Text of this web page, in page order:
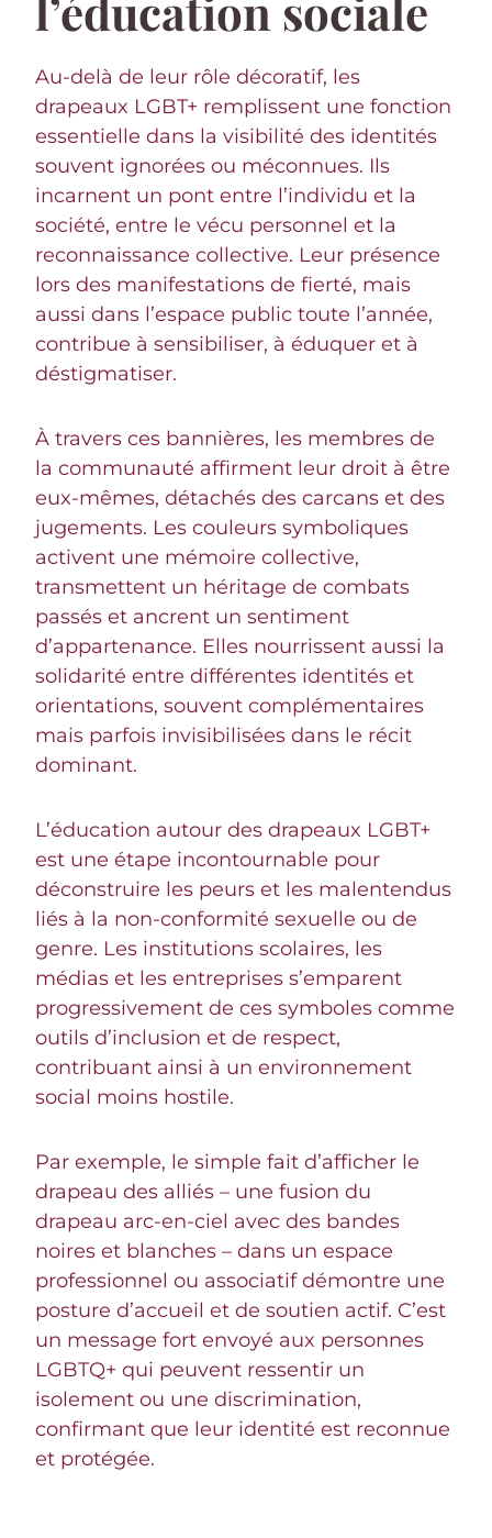
Au-delà de leur rôle décoratif, les
drapeaux LGBT+ remplissent une fonction
essentielle dans la visibilité des identités
souvent ignorées ou méconnues. Ils
incarnent un pont entre l’individu et la
société, entre le vécu personnel et la
reconnaissance collective. Leur présence
lors des manifestations de fierté, mais
aussi dans l’espace public toute l’année,
contribue à sensibiliser, à éduquer et à
déstigmatiser.
À travers ces bannières, les membres de
la communauté affirment leur droit à être
eux-mêmes, détachés des carcans et des
jugements. Les couleurs symboliques
activent une mémoire collective,
transmettent un héritage de combats
passés et ancrent un sentiment
d’appartenance. Elles nourrissent aussi la
solidarité entre différentes identités et
orientations, souvent complémentaires
mais parfois invisibilisées dans le récit
dominant.
L’éducation autour des drapeaux LGBT+
est une étape incontournable pour
déconstruire les peurs et les malentendus
liés à la non-conformité sexuelle ou de
genre. Les institutions scolaires, les
médias et les entreprises s’emparent
progressivement de ces symboles comme
outils d’inclusion et de respect,
contribuant ainsi à un environnement
social moins hostile.
Par exemple, le simple fait d’afficher le
drapeau des alliés – une fusion du
drapeau arc-en-ciel avec des bandes
noires et blanches – dans un espace
professionnel ou associatif démontre une
posture d’accueil et de soutien actif. C’est
un message fort envoyé aux personnes
LGBTQ+ qui peuvent ressentir un
isolement ou une discrimination,
confirmant que leur identité est reconnue
et protégée.